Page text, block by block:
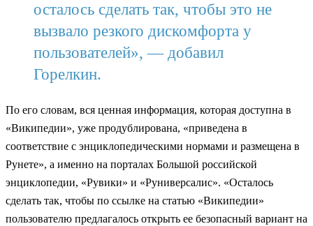
осталось сделать так, чтобы это не
вызвало резкого дискомфорта у
пользователей», — добавил
Горелкин.
По его словам, вся ценная информация, которая доступна в
«Википедии», уже продублирована, «приведена в
соответствие с энциклопедическими нормами и размещена в
Рунете», а именно на порталах Большой российской
энциклопедии, «Рувики» и «Руниверсалис». «Осталось
сделать так, чтобы по ссылке на статью «Википедии»
пользователю предлагалось открыть ее безопасный вариант на